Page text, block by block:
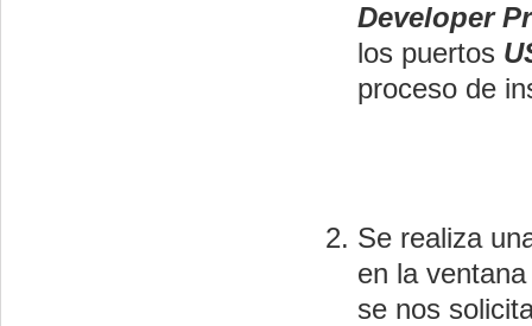
Developer
los puertos
proceso de
Se realiza
en la
se nos